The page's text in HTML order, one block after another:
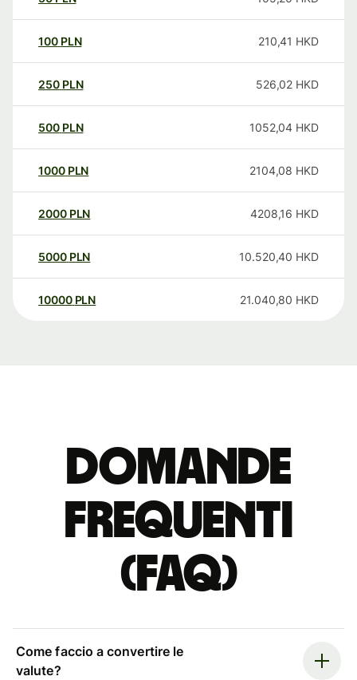
100 PLN 210,41 HKD
250 PLN 526,02 HKD
500 PLN 1052,04 HKD
1000 PLN 2104,08 HKD
2000 PLN 4208,16 HKD
5000 PLN 10.520,40 HKD
10000 PLN 21.040,80 HKD
Domande
Frequenti
(FAQ)
Come faccio a convertire le
valute?